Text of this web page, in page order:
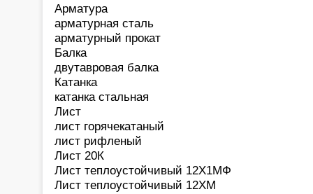
Арматура
арматурная сталь
арматурный прокат
Балка
двутавровая балка
Катанка
катанка стальная
Лист
лист горячекатаный
лист рифленый
Лист 20К
Лист теплоустойчивый 12Х1МФ
Лист теплоустойчивый 12ХМ